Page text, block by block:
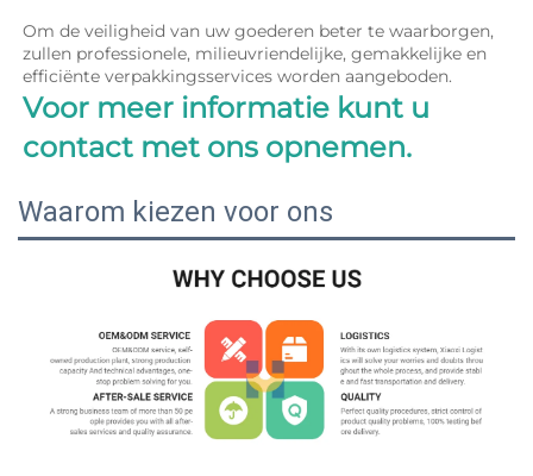
Om de veiligheid van uw goederen beter te waarborgen,
zullen professionele, milieuvriendelijke, gemakkelijke en
Voor meer informatie kunt u
contact met ons opnemen.
Waarom kiezen voor ons